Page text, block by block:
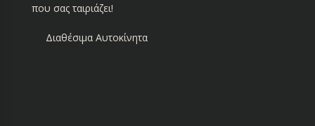
που σας ταιριάζει!
Διαθέσιμα Αυτοκίνητα